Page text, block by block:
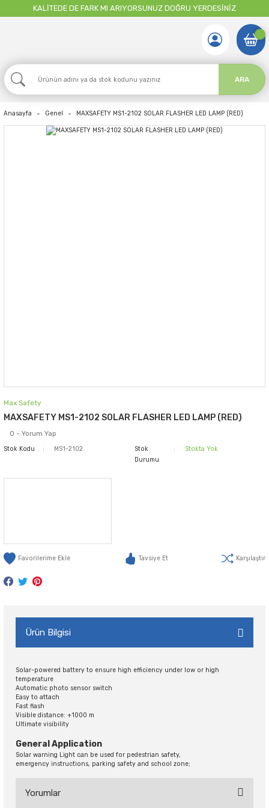
KALİTEDE DE FARK MI ARIYORSUNUZ DOĞRU YERDESİNİZ
ARA
Anasayfa Genel MAXSAFETY MS1-2102 SOLAR FLASHER LED LAMP (RED)
Max Safety
MAXSAFETY MS1-2102 SOLAR FLASHER LED LAMP (RED)
0 - Yorum Yap
Stok Kodu MS1-2102
Stok
Durumu
Stokta Yok
Tavsiye Et Karşılaştır
Ürün Bilgisi
Solar-powered battery to ensure high efficiency under low or high
temperature
Automatic photo sensor switch
Easy to attach
Fast flash
Visible distance: +1000 m
Ultimate visibility
General Application
Solar warning Light can be used for pedestrian safety,
emergency instructions, parking safety and school zone;
Yorumlar